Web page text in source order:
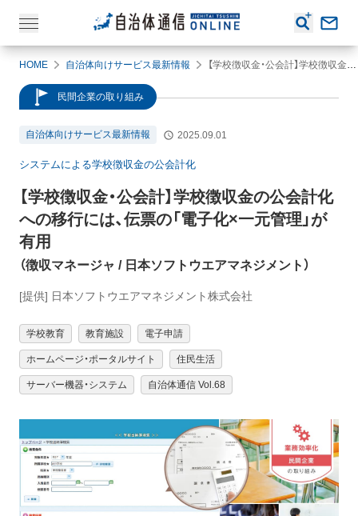
HOME 自治体向けサービス最新情報 【学校徴収金・公会計】学校徴収金の公会計化への移行には、伝票の「電子化×一元管理」が有用（徴収マネージャ / 日本ソフトウエアマネジメント）
民間企業の取り組み
自治体向けサービス最新情報 2025.09.01
システムによる学校徴収金の公会計化
【学校徴収金・公会計】 学校徴収金の公会計化
への移行には、伝票の「電子化×一元管理」が
有用
（徴収マネージャ / 日本ソフトウエアマネジメント ）
[提供] 日本ソフトウエアマネジメント株式会社
学校教育 教育施設 電子申請
ホームページ・ポータルサイト 住民生活
サーバー機器・システム 自治体通信 Vol.68